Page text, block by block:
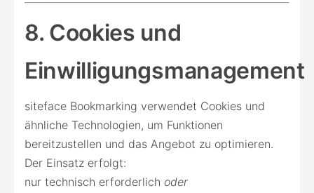
8. Cookies und
Einwilligungsmanagement
siteface Bookmarking verwendet Cookies und
ähnliche Technologien, um Funktionen
bereitzustellen und das Angebot zu optimieren.
Der Einsatz erfolgt:
nur technisch erforderlich oder